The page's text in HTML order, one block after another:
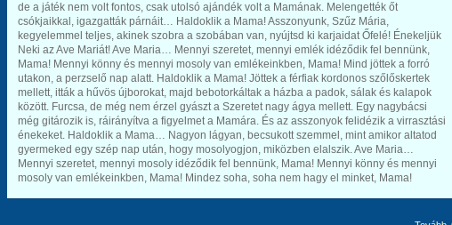
de a játék nem volt fontos, csak utolsó ajándék volt a Mamának. Melengették őt
csókjaikkal, igazgatták párnáit… Haldoklik a Mama! Asszonyunk, Szűz Mária,
kegyelemmel teljes, akinek szobra a szobában van, nyújtsd ki karjaidat Őfelé! Énekeljük
Neki az Ave Mariát! Ave Maria… Mennyi szeretet, mennyi emlék idéződik fel bennünk,
Mama! Mennyi könny és mennyi mosoly van emlékeinkben, Mama! Mind jöttek a forró
utakon, a perzselő nap alatt. Haldoklik a Mama! Jöttek a férfiak kordonos szőlőskertek
mellett, itták a hűvös újborokat, majd bebotorkáltak a házba a padok, sálak és kalapok
között. Furcsa, de még nem érzel gyászt a Szeretet nagy ágya mellett. Egy nagybácsi
még gitározik is, ráirányítva a figyelmet a Mamára. És az asszonyok felidézik a virrasztási
énekeket. Haldoklik a Mama… Nagyon lágyan, becsukott szemmel, mint amikor altatod
gyermeked egy szép nap után, hogy mosolyogjon, miközben elalszik. Ave Maria…
Mennyi szeretet, mennyi mosoly idéződik fel bennünk, Mama! Mennyi könny és mennyi
mosoly van emlékeinkben, Mama! Mindez soha, soha nem hagy el minket, Mama!